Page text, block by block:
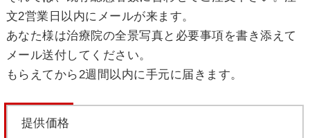
文2営業日以内にメールが来ます。
あなた様は治療院の全景写真と必要事項を書き添えて
メール送付してください。
もらえてから2週間以内に手元に届きます。
提供価格